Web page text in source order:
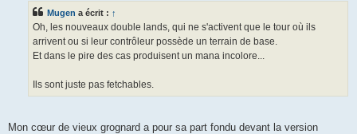
Mugen a écrit : ↑
Oh, les nouveaux double lands, qui ne s'activent que le tour où ils
arrivent ou si leur contrôleur possède un terrain de base.
Et dans le pire des cas produisent un mana incolore...
Ils sont juste pas fetchables.
Mon cœur de vieux grognard a pour sa part fondu devant la version